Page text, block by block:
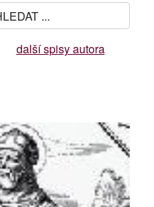
další spisy autora